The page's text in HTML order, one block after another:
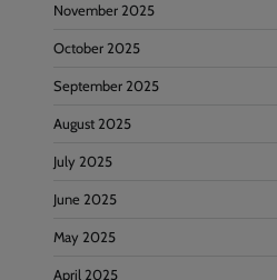
November 2025
October 2025
September 2025
August 2025
July 2025
June 2025
May 2025
April 2025